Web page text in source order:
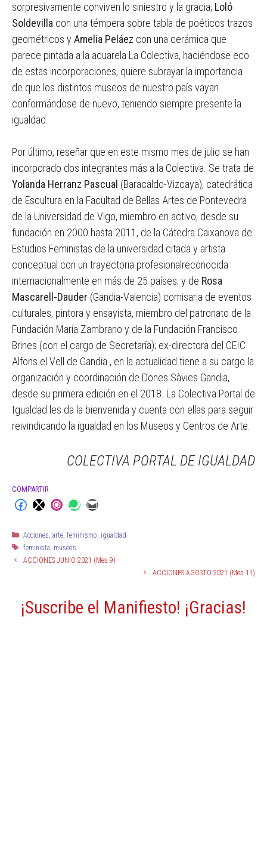
sorpresivamente conviven lo siniestro y la gracia; Loló
Soldevilla con una témpera sobre tabla de poéticos trazos
geométricos y Amelia Peláez con una cerámica que
parece pintada a la acuarela La Colectiva, haciéndose eco
de estas incorporaciones, quiere subrayar la importancia
de que los distintos museos de nuestro país vayan
conformándose de nuevo, teniendo siempre presente la
igualdad.
Por último, reseñar que en este mismo mes de julio se han
incorporado dos integrantes más a la Colectiva. Se trata de
Yolanda Herranz Pascual (Baracaldo-Vizcaya), catedrática
de Escultura en la Facultad de Bellas Artes de Pontevedra
de la Universidad de Vigo, miembro en activo, desde su
fundación en 2000 hasta 2011, de la Cátedra Caixanova de
Estudios Feministas de la universidad citada y artista
conceptual con un trayectoria profesionalreconocida
internacionalmente en más de 25 países; y de Rosa
Mascarell-Dauder (Gandia-Valencia) comisaria de eventos
culturales, pintora y ensayista, miembro del patronato de la
Fundación María Zambrano y de la Fundación Francisco
Brines (con el cargo de Secretaría); ex-directora del CEIC
Alfons el Vell de Gandia , en la actualidad tiene a su cargo la
organización y coordinación de Dones Sàvies Gandia,
desde su primera edición en el 2018. La Colectiva Portal de
Igualdad les da la bienvenida y cuenta con ellas para seguir
reivindicando la igualdad en los Museos y Centros de Arte.
COLECTIVA PORTAL DE IGUALDAD
COMPARTIR
Acciones ,arte ,feminismo igualdad
feminista museos
ACCIONES JUNIO 2021 (Mes 9)
ACCIONES AGOSTO 2021 (Mes 11)
¡Suscribe el Manifiesto! ¡Gracias!